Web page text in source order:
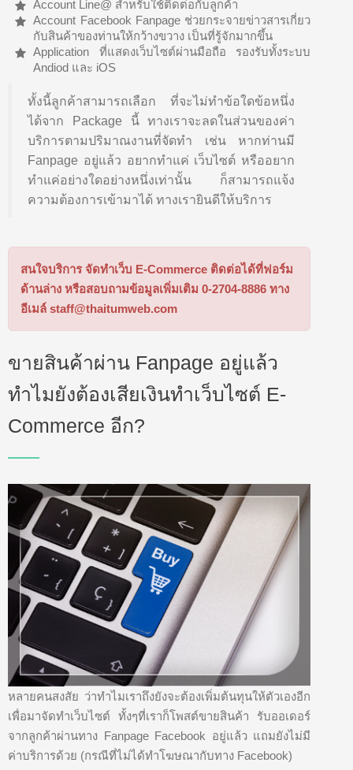
Account Line@ สำหรับใช้ติดต่อกับลูกค้า
Account Facebook Fanpage ช่วยกระจายข่าวสารเกี่ยว
กับสินค้าของท่านให้กว้างขวาง เป็นที่รู้จักมากขึ้น
Application ที่แสดงเว็บไซต์ผ่านมือถือ รองรับทั้งระบบ
Andiod และ iOS
ทั้งนี้ลูกค้าสามารถเลือก ที่จะไม่ทำข้อใดข้อหนึ่ง
ได้จาก Package นี้ ทางเราจะลดในส่วนของค่า
บริการตามปริมาณงานที่จัดทำ เช่น หากท่านมี
Fanpage อยู่แล้ว อยากทำแค่ เว็บไซต์ หรืออยาก
ทำแค่อย่างใดอย่างหนึ่งเท่านั้น ก็สามารถแจ้ง
ความต้องการเข้ามาได้ ทางเรายินดีให้บริการ
สนใจบริการ จัดทำเว็บ E-Commerce ติดต่อได้ที่ฟอร์ม
ด้านล่าง หรือสอบถามข้อมูลเพิ่มเติม 0-2704-8886 ทาง
อีเมล์ staff@thaitumweb.com
ขายสินค้าผ่าน Fanpage อยู่แล้ว
ทำไมยังต้องเสียเงินทำเว็บไซต์ E-
Commerce อีก?
หลายคนสงสัย ว่าทำไมเราถึงยังจะต้องเพิ่มต้นทุนให้ตัวเองอีก
เพื่อมาจัดทำเว็บไซต์ ทั้งๆที่เราก็โพสต์ขายสินค้า รับออเดอร์
จากลูกค้าผ่านทาง Fanpage Facebook อยู่แล้ว แถมยังไม่มี
ค่าบริการด้วย (กรณีที่ไม่ได้ทำโฆษณากับทาง Facebook)